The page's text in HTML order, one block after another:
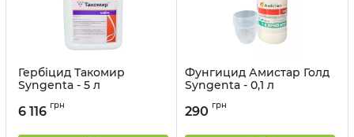
Гербіцид Такомир
Syngenta - 5 л
6 116 грн
Фунгицид Амистар Голд
Syngenta - 0,1 л
290 грн